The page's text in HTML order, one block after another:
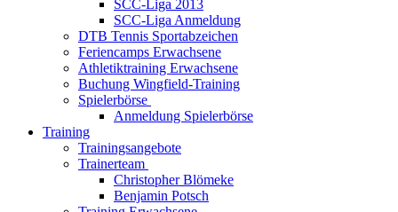
SCC-Liga 2013
SCC-Liga Anmeldung
DTB Tennis Sportabzeichen
Feriencamps Erwachsene
Athletiktraining Erwachsene
Buchung Wingfield-Training
Spielerbörse
Anmeldung Spielerbörse
Training
Trainingsangebote
Trainerteam
Christopher Blömeke
Benjamin Potsch